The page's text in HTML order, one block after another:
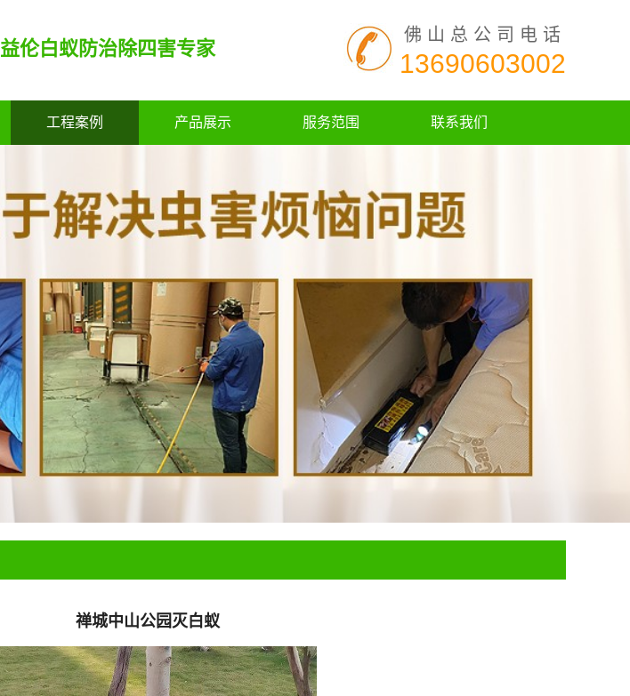
益伦白蚁防治除四害专家
佛山总公司电话
13690603002
工程案例 产品展示 服务范围 联系我们
禅城中山公园灭白蚁